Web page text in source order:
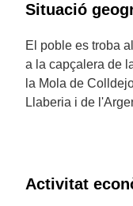
Situació
El poble es troba
a la capçalera de
la Mola de
Llaberia i de
Activitat